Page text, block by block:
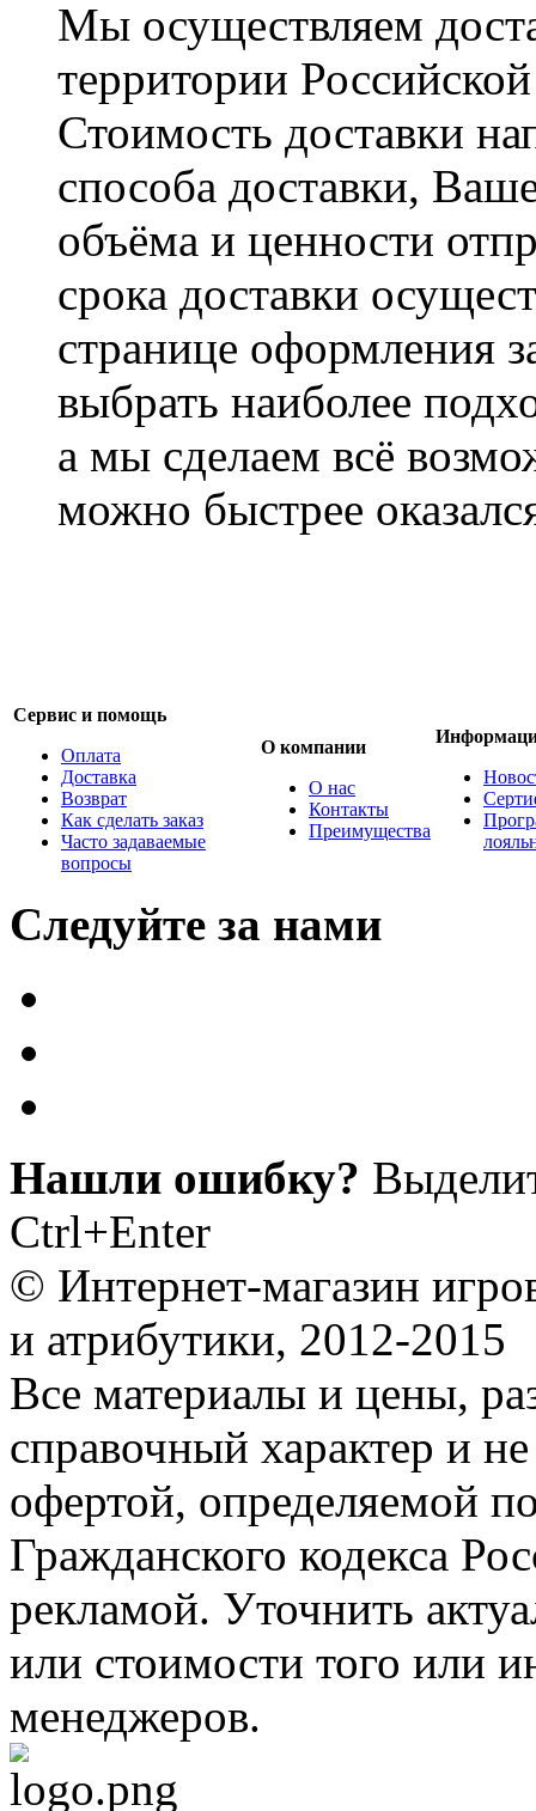
Мы осуществляем
территории
Стоимость доставки
способа доставки,
объёма и ценности
срока доставки
странице оформления
выбрать наиболее
а мы сделаем всё
можно быстрее
Сервис и помощь
Оплата
Доставка
Возврат
Как сделать заказ
Часто задаваемые
вопросы
О компании
О нас
Контакты
Преимущества
Следуйте за нами
Нашли ошибку?
Ctrl+Enter
© Интернет-магазин
и атрибутики, 2012-2015
Все материалы и цены,
справочный характер и
офертой, определяемой
Гражданского кодекса
рекламой. Уточнить
или стоимости того или
менеджеров.